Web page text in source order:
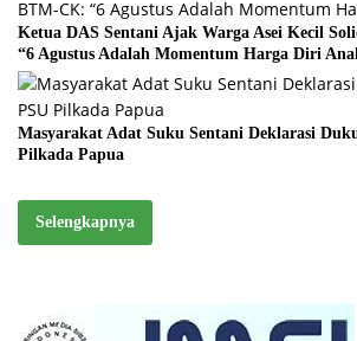
Ketua DAS Sentani Ajak Warga Asei Kecil
“6 Agustus Adalah Momentum Harga Diri
Masyarakat Adat Suku Sentani Deklarasi
Pilkada Papua
Selengkapnya